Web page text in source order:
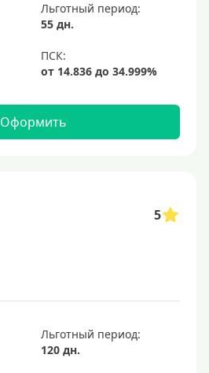
Льготный период:
55 дн.
Оформить
5
Льготный период:
120 дн.